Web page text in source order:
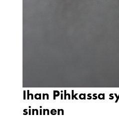
Ihan Pihkassa
sininen